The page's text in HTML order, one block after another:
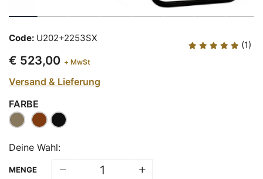
(1)
Code: U202+2253SX
€ 523,00 + MwSt
Versand & Lieferung
FARBE
Deine Wahl:
MENGE